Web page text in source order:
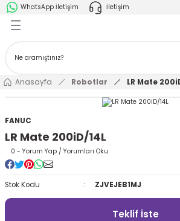
WhatsApp İletişim İletişim
Geri Dön
AMR'ler
Ark
Ark
Boya
Geri Dön
Anasayfa Robotlar LR Mate
FANUC
LR Mate 200iD/14L
0 - Yorum Yap / Yorumları Oku
Stok Kodu ZJVEJEB1MJ
Teklif İste